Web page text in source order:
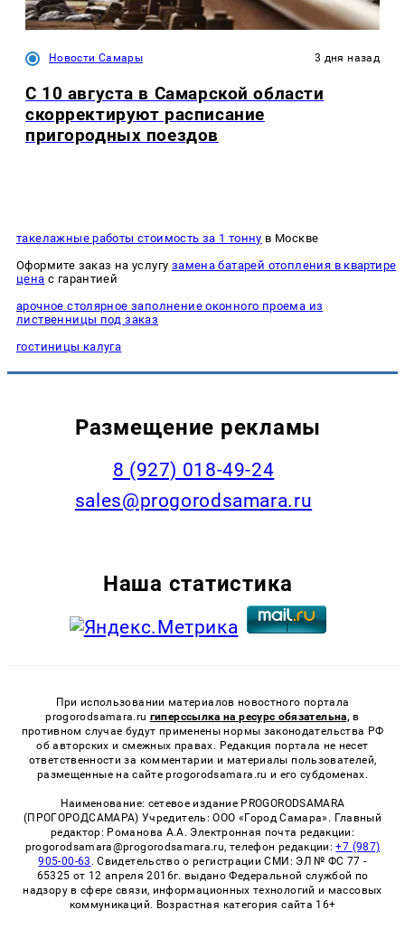
Новости Самары 3 дня назад
С 10 августа в Самарской области
скорректируют расписание
пригородных поездов
такелажные работы стоимость за 1 тонну в Москве
Оформите заказ на услугу замена батарей отопления в квартире
цена с гарантией
арочное столярное заполнение оконного проема из
лиственницы под заказ
гостиницы калуга
Размещение рекламы
8 (927) 018-49-24
sales@progorodsamara.ru
Наша статистика
При использовании материалов новостного портала
progorodsamara.ru гиперссылка на ресурс обязательна, в
противном случае будут применены нормы законодательства РФ
об авторских и смежных правах. Редакция портала не несет
ответственности за комментарии и материалы пользователей,
размещенные на сайте progorodsamara.ru и его субдоменах.
Наименование: сетевое издание PROGORODSAMARA
(ПРОГОРОДСАМАРА) Учредитель: ООО «Город Самара». Главный
редактор: Романова А.А. Электронная почта редакции:
progorodsamara@progorodsamara.ru, телефон редакции:+7 (987)
905-00-63 . Свидетельство о регистрации СМИ: ЭЛ № ФС 77 -
65325 от 12 апреля 2016г. выдано Федеральной службой по
надзору в сфере связи, информационных технологий и массовых
коммуникаций. Возрастная категория сайта 16+